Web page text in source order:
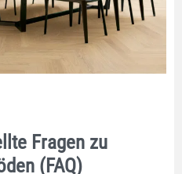
Fragen zu
(FAQ)